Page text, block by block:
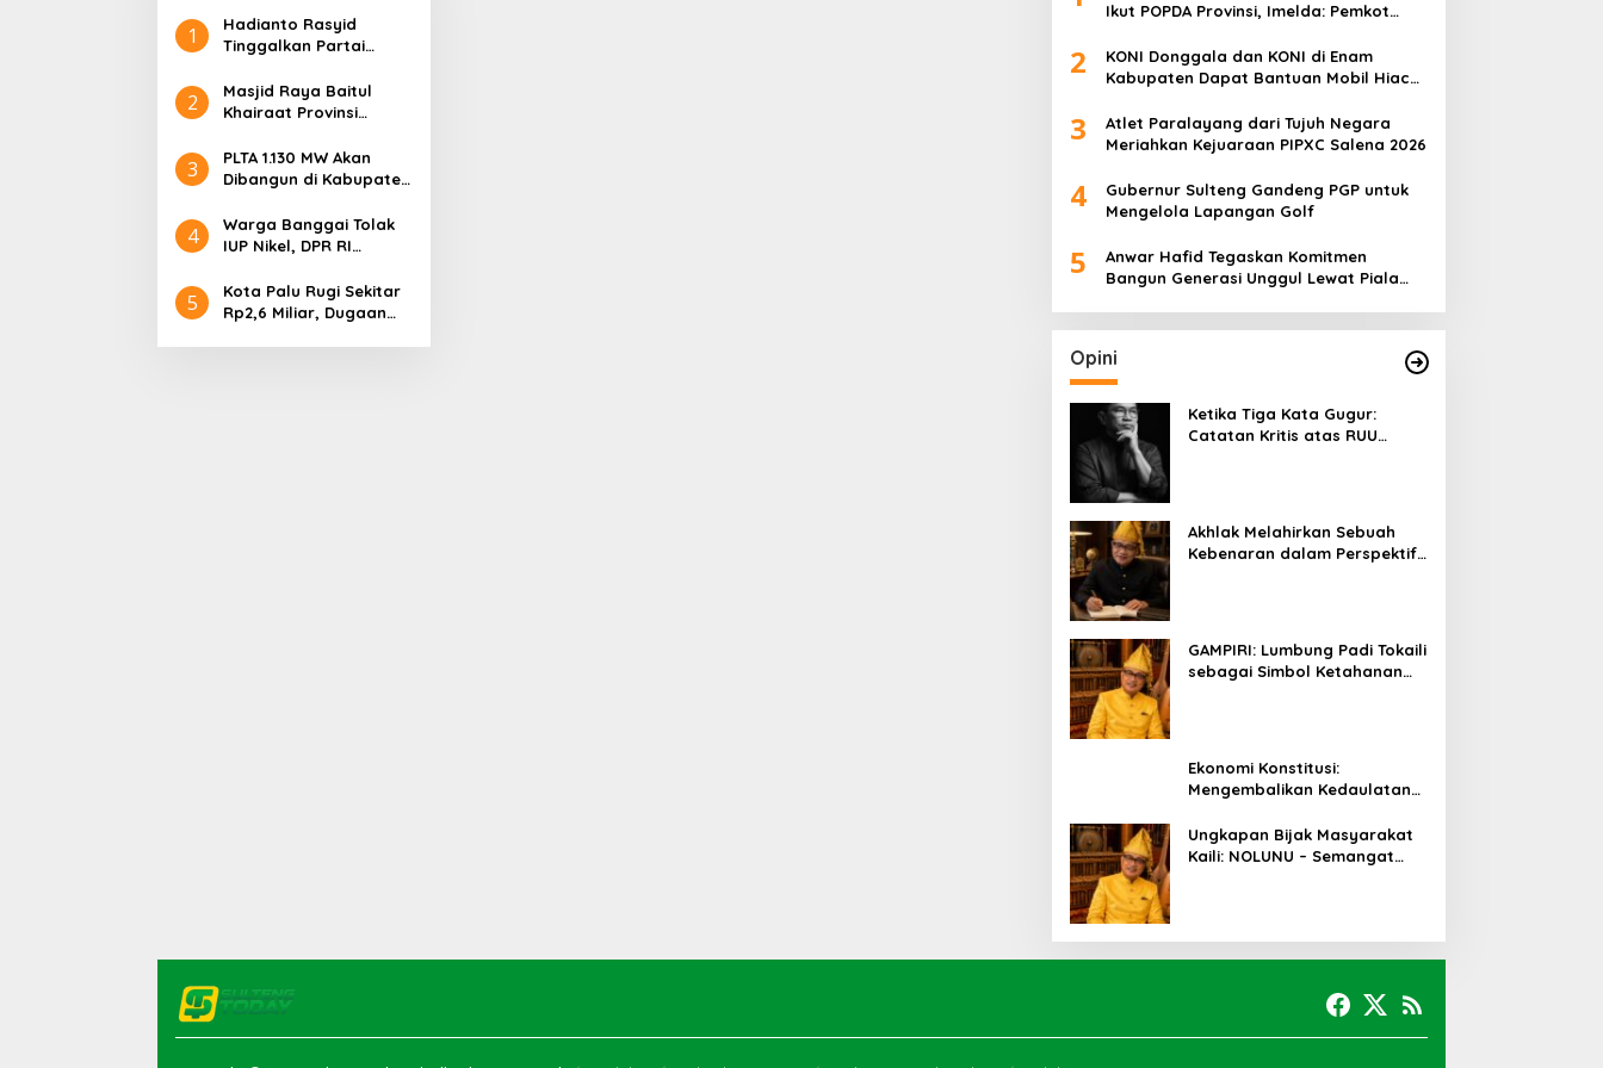
1
Hadianto Rasyid
Tinggalkan Partai
Tahun Mengabdi
2
Masjid Raya Baitul
Khairaat Provinsi
Rekor MURI, Ini
Keunikan Arsitekturnya
3
PLTA 1.130 MW Akan
Dibangun di Kabupaten
Evergreen Industri
Audiensi dengan
4
Warga Banggai Tolak
IUP Nikel, DPR RI
5
Kota Palu Rugi Sekitar
Rp2,6 Miliar, Dugaan
Ikut POPDA Provinsi, Imelda: Pemkot
Olahraga Pelajar
2
KONI Donggala dan KONI di Enam
Kabupaten Dapat Bantuan Mobil Hiace
3
Atlet Paralayang dari Tujuh Negara
Meriahkan Kejuaraan PIPXC Salena 2026
4
Gubernur Sulteng Gandeng PGP untuk
Mengelola Lapangan Golf
5
Anwar Hafid Tegaskan Komitmen
Bangun Generasi Unggul Lewat Piala
Opini
Ketika Tiga Kata Gugur:
Catatan Kritis atas RUU
Akhlak Melahirkan Sebuah
Kebenaran dalam Perspektif
GAMPIRI: Lumbung Padi Tokaili
sebagai Simbol Ketahanan
Ekonomi Konstitusi:
Mengembalikan Kedaulatan
Umat
Ungkapan Bijak Masyarakat
Kaili: NOLUNU – Semangat